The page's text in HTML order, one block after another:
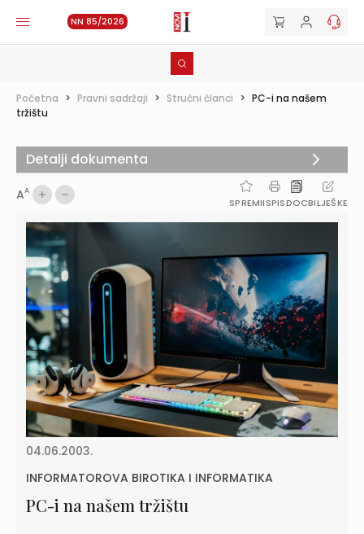
NN 85/2026
Početna > Pravni sadržaji > Stručni članci > PC-i na našem
tržištu
AA
SPREMIISPISDOCBILJEŠKE
04.06.2003.
INFORMATOROVA BIROTIKA I INFORMATIKA
PC-i na našem tržištu
Detalji dokumenta